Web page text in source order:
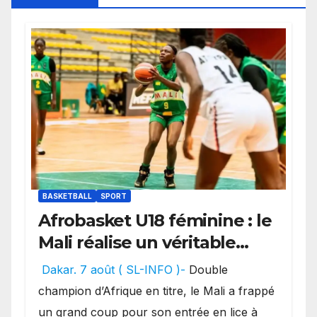
BASKETBALL SPORT
Afrobasket U18 féminine : le
Mali réalise un véritable
festival offensif et inflige
une lourde défaite au
Bénin.
Dakar. 7 août ( SL-INFO )- Double
champion d’Afrique en titre, le Mali a frappé
un grand coup pour son entrée en lice à